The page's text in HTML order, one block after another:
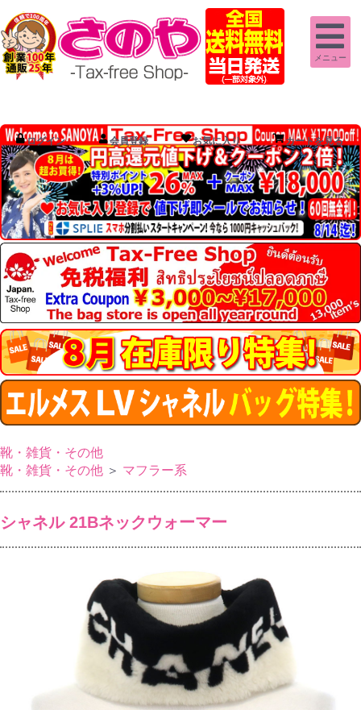
メニュー
ログイン 会員登録 お気に入り カートを見る
靴・雑貨・その他
靴・雑貨・その他 ＞ マフラー系
シャネル 21Bネックウォーマー